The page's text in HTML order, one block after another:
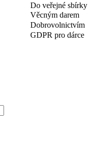
Do veřejné sbírky
Věcným darem
Dobrovolnictvím
GDPR pro dárce